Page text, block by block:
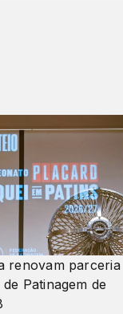
renovam parceria
Patinagem de